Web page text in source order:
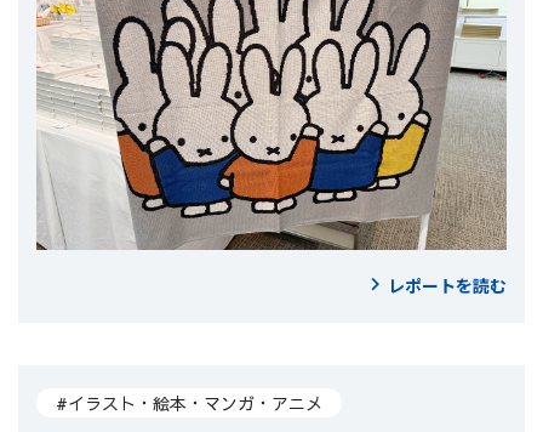
レポートを読む
#イラスト・絵本・マンガ・アニメ